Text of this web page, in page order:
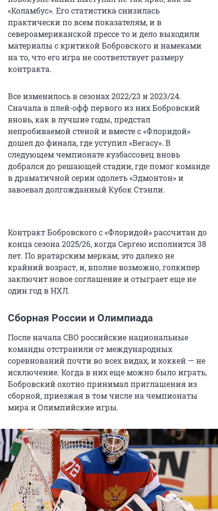
«Коламбус». Его статистика снизилась
практически по всем показателям, и в
североамериканской прессе то и дело выходили
материалы с критикой Бобровского и намеками
на то, что его игра не соответствует размеру
контракта.
Все изменилось в сезонах 2022/23 и 2023/24.
Сначала в плей-офф первого из них Бобровский
вновь, как в лучшие годы, предстал
непробиваемой стеной и вместе с «Флоридой»
дошел до финала, где уступил «Вегасу». В
следующем чемпионате кузбассовец вновь
добрался до решающей стадии, где помог команде
в драматичной серии одолеть «Эдмонтон» и
завоевал долгожданный Кубок Стэнли.
Контракт Бобровского с «Флоридой» рассчитан до
конца сезона 2025/26, когда Сергею исполнится 38
лет. По вратарским меркам, это далеко не
крайний возраст, и, вполне возможно, голкипер
заключит новое соглашение и отыграет еще не
один год в НХЛ.
Сборная России и Олимпиада
После начала СВО российские национальные
команды отстранили от международных
соревнований почти во всех видах, и хоккей — не
исключение. Когда в них еще можно было играть,
Бобровский охотно принимал приглашения из
сборной, приезжая в том числе на чемпионаты
мира и Олимпийские игры.